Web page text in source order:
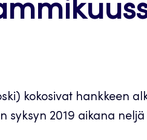
kokosivat hankkeen
syksyn 2019 aikana